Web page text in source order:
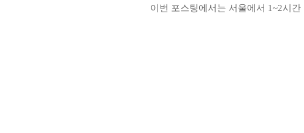
이번 포스팅에서는 서울에서 1~2시